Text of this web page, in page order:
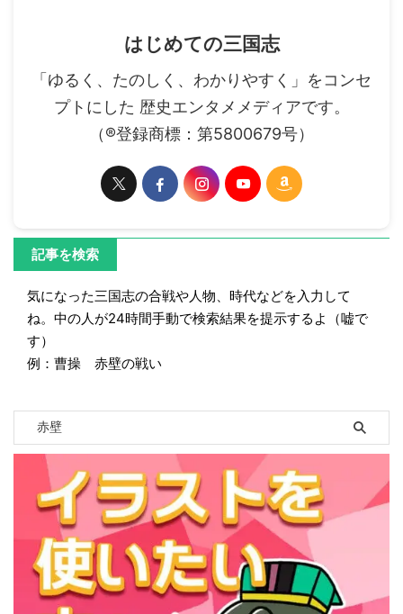
はじめての三国志
「ゆるく、たのしく、わかりやすく」をコンセ
プトにした 歴史エンタメメディアです。
（®登録商標：第5800679号）
記事を検索
気になった三国志の合戦や人物、時代などを入力して
ね。中の人が24時間手動で検索結果を提示するよ（嘘で
す）
例：曹操 赤壁の戦い